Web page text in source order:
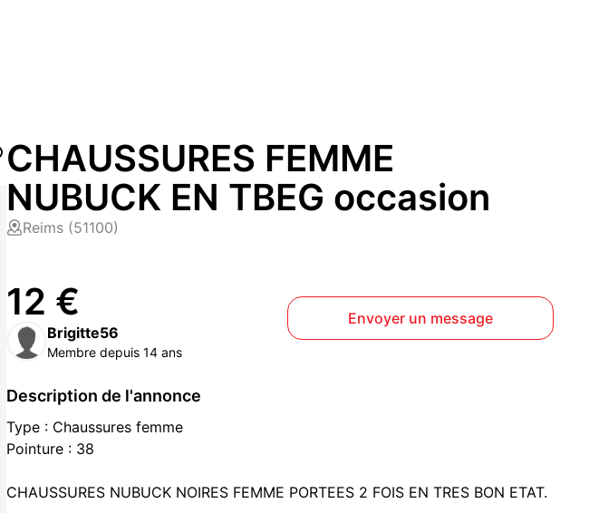
CHAUSSURES FEMME
NUBUCK EN TBEG occasion
Reims (51100)
12 €
Brigitte56
Membre depuis 14 ans
Envoyer un message
Description de l'annonce
Type : Chaussures femme
Pointure : 38
CHAUSSURES NUBUCK NOIRES FEMME PORTEES 2 FOIS EN TRES BON ETAT.